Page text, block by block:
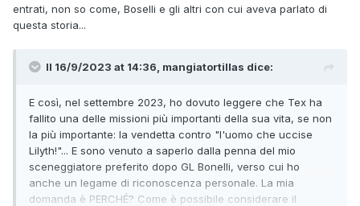
entrati, non so come, Boselli e gli altri con cui aveva parlato di
questa storia...
Il 16/9/2023 at 14:36, mangiatortillas dice:
E così, nel settembre 2023, ho dovuto leggere che Tex ha
fallito una delle missioni più importanti della sua vita, se non
la più importante: la vendetta contro "l'uomo che uccise
Lilyth!"... E sono venuto a saperlo dalla penna del mio
sceneggiatore preferito dopo GL Bonelli, verso cui ho
anche un legame di riconoscenza personale. La mia
domanda è PERCHÉ? Come è possibile considerare il